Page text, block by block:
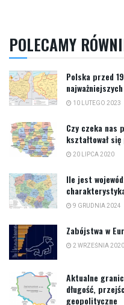
POLECAMY
Polska przed
10 LUTEGO 2023
Czy czeka nas
kształtował
20 LIPCA 2020
Ile jest
9 GRUDNIA 2024
Zabójstwa w
2 WRZEŚNIA 2020
Aktualne
długość,
geopolityczne